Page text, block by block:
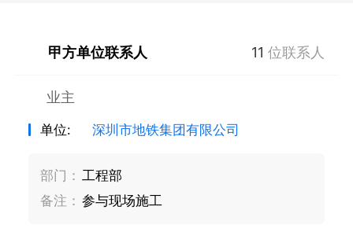
甲方单位联系人 11 位联系人
业主
单位: 深圳市地铁集团有限公司
部门： 工程部
备注： 参与现场施工